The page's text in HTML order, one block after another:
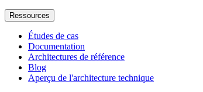
Ressources
Études de cas
Documentation
Architectures de référence
Blog
Aperçu de l'architecture technique